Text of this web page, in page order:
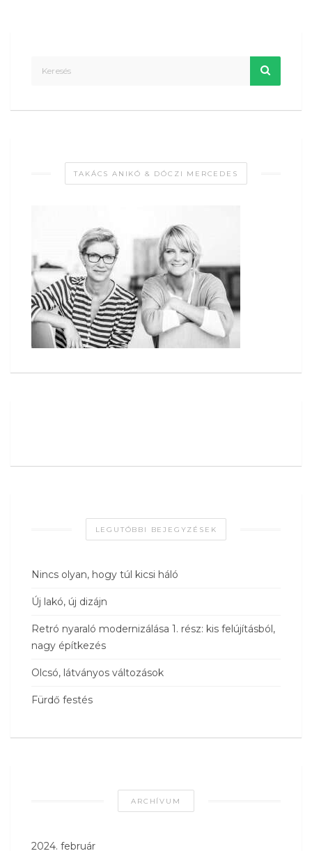
TAKÁCS ANIKÓ & DÓCZI MERCEDES
LEGUTÓBBI BEJEGYZÉSEK
Nincs olyan, hogy túl kicsi háló
Új lakó, új dizájn
Retró nyaraló modernizálása 1. rész: kis felújításból,
nagy építkezés
Olcsó, látványos változások
Fürdő festés
ARCHÍVUM
2024. február